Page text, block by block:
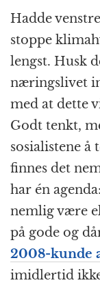
Hadde
stoppe
lengst. Husk
næringslivet
med at dette
Godt tenkt,
sosialistene
finnes det
har én
nemlig være
på gode og
2008-kunde
imidlertid